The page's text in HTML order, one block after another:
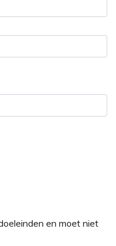
en moet niet